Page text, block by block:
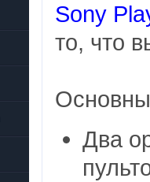
Sony
то, что
Два